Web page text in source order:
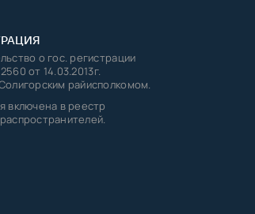
о гос. регистрации
от 14.03.2013г.
райисполкомом.
включена в реестр